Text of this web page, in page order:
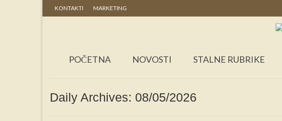
KONTAKTI MARKETING
POČETNA NOVOSTI STALNE RUBRIKE
Daily Archives: 08/05/2026